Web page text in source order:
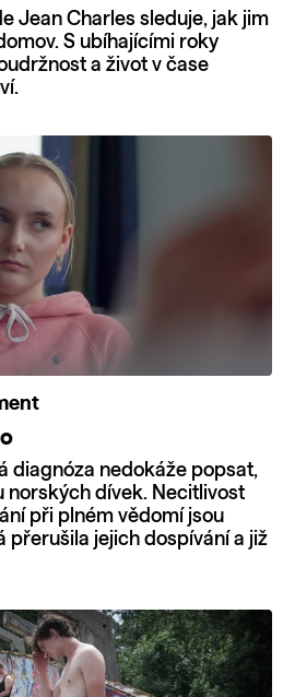
Jean Charles sleduje, jak jim
S ubíhajícími roky
a život v čase
diagnóza nedokáže popsat,
norských dívek. Necitlivost
při plném vědomí jsou
přerušila jejich dospívání a již